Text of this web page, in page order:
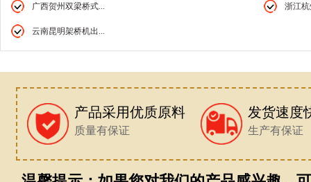
广西贺州双梁桥式... 浙江
云南昆明架桥机出...
产品采用优质原料
质量有保证
发货速度
生产有保证